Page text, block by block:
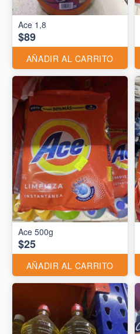
Ace 1,8
$89
AÑADIR AL CARRITO
Ace 500g
$25
AÑADIR AL CARRITO